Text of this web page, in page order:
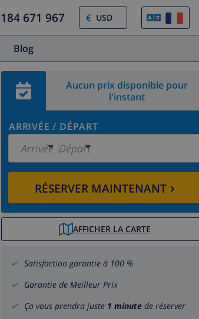
671 967 €
Blog
Aucun prix disponible pour
l'instant
ARRIVÉE / DÉPART
Arrivée Départ
RÉSERVER MAINTENANT›
AFFICHER LA CARTE
Satisfaction garantie à 100 %
Garantie de Meilleur Prix
Ça vous prendra juste 1 minute de réserver